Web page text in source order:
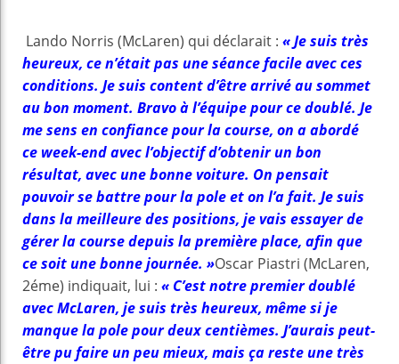
Lando Norris (McLaren) qui déclarait : « Je suis très
heureux, ce n’était pas une séance facile avec ces
conditions. Je suis content d’être arrivé au sommet
au bon moment. Bravo à l’équipe pour ce doublé. Je
me sens en confiance pour la course, on a abordé
ce week-end avec l’objectif d’obtenir un bon
résultat, avec une bonne voiture. On pensait
pouvoir se battre pour la pole et on l’a fait. Je suis
dans la meilleure des positions, je vais essayer de
gérer la course depuis la première place, afin que
ce soit une bonne journée. »Oscar Piastri (McLaren,
2éme) indiquait, lui : « C’est notre premier doublé
avec McLaren, je suis très heureux, même si je
manque la pole pour deux centièmes. J’aurais peut-
être pu faire un peu mieux, mais ça reste une très